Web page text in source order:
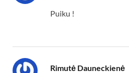
Puiku !
Rimutė Dauneckienė